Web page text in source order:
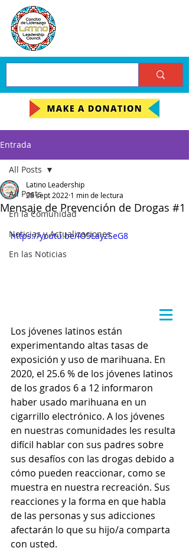
Entrada
All Posts
En la Comunidad
Noticias y Actualizaciones
En las Noticias
All Posts
Mensaje de Prevención de Drogas #1
Latino Leadership
28 sept 2022 1 min de lectura
https://youtu.be/IO5LayzSeG8
Los jóvenes latinos están
experimentando altas tasas de
exposición y uso de marihuana. En
2020, el 25.6 % de los jóvenes latinos
de los grados 6 a 12 informaron
haber usado marihuana en un
cigarrillo electrónico. A los jóvenes
en nuestras comunidades les resulta
difícil hablar con sus padres sobre
sus desafíos con las drogas debido a
cómo pueden reaccionar, como se
muestra en nuestra recreación. Sus
reacciones y la forma en que habla
de las personas y sus adicciones
afectarán lo que su hijo/a comparta
con usted.